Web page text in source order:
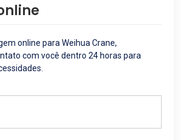
online para Weihua Crane,
com você dentro 24 horas para